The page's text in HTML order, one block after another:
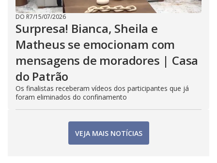
DO R7/15/07/2026
Surpresa! Bianca, Sheila e
Matheus se emocionam com
mensagens de moradores | Casa
do Patrão
Os finalistas receberam vídeos dos participantes que já
foram eliminados do confinamento
VEJA MAIS NOTÍCIAS